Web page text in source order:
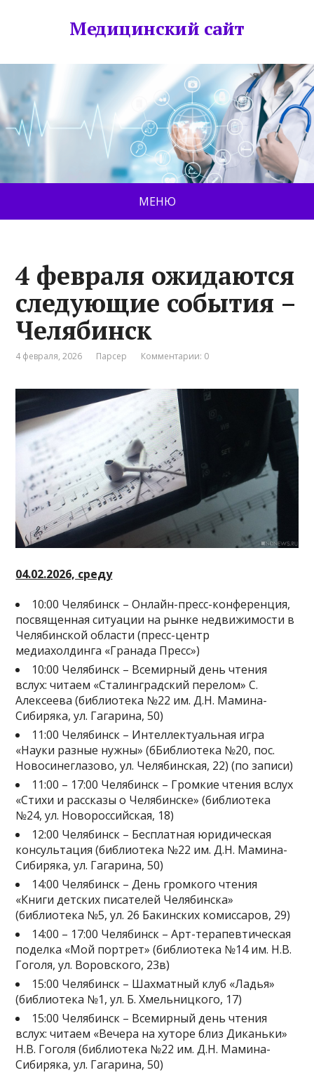
Медицинский сайт
МЕНЮ
4 февраля ожидаются
следующие события –
Челябинск
4 февраля, 2026 Парсер Комментарии: 0
04.02.2026, среду
10:00 Челябинск – Онлайн-пресс-конференция,
посвященная ситуации на рынке недвижимости в
Челябинской области (пресс-центр
медиахолдинга «Гранада Пресс»)
10:00 Челябинск – Всемирный день чтения
вслух: читаем «Сталинградский перелом» С.
Алексеева (библиотека №22 им. Д.Н. Мамина-
Сибиряка, ул. Гагарина, 50)
11:00 Челябинск – Интеллектуальная игра
«Науки разные нужны» (бБиблиотека №20, пос.
Новосинеглазово, ул. Челябинская, 22) (по записи)
11:00 – 17:00 Челябинск – Громкие чтения вслух
«Стихи и рассказы о Челябинске» (библиотека
№24, ул. Новороссийская, 18)
12:00 Челябинск – Бесплатная юридическая
консультация (библиотека №22 им. Д.Н. Мамина-
Сибиряка, ул. Гагарина, 50)
14:00 Челябинск – День громкого чтения
«Книги детских писателей Челябинска»
(библиотека №5, ул. 26 Бакинских комиссаров, 29)
14:00 – 17:00 Челябинск – Арт-терапевтическая
поделка «Мой портрет» (библиотека №14 им. Н.В.
Гоголя, ул. Воровского, 23в)
15:00 Челябинск – Шахматный клуб «Ладья»
(библиотека №1, ул. Б. Хмельницкого, 17)
15:00 Челябинск – Всемирный день чтения
вслух: читаем «Вечера на хуторе близ Диканьки»
Н.В. Гоголя (библиотека №22 им. Д.Н. Мамина-
Сибиряка, ул. Гагарина, 50)